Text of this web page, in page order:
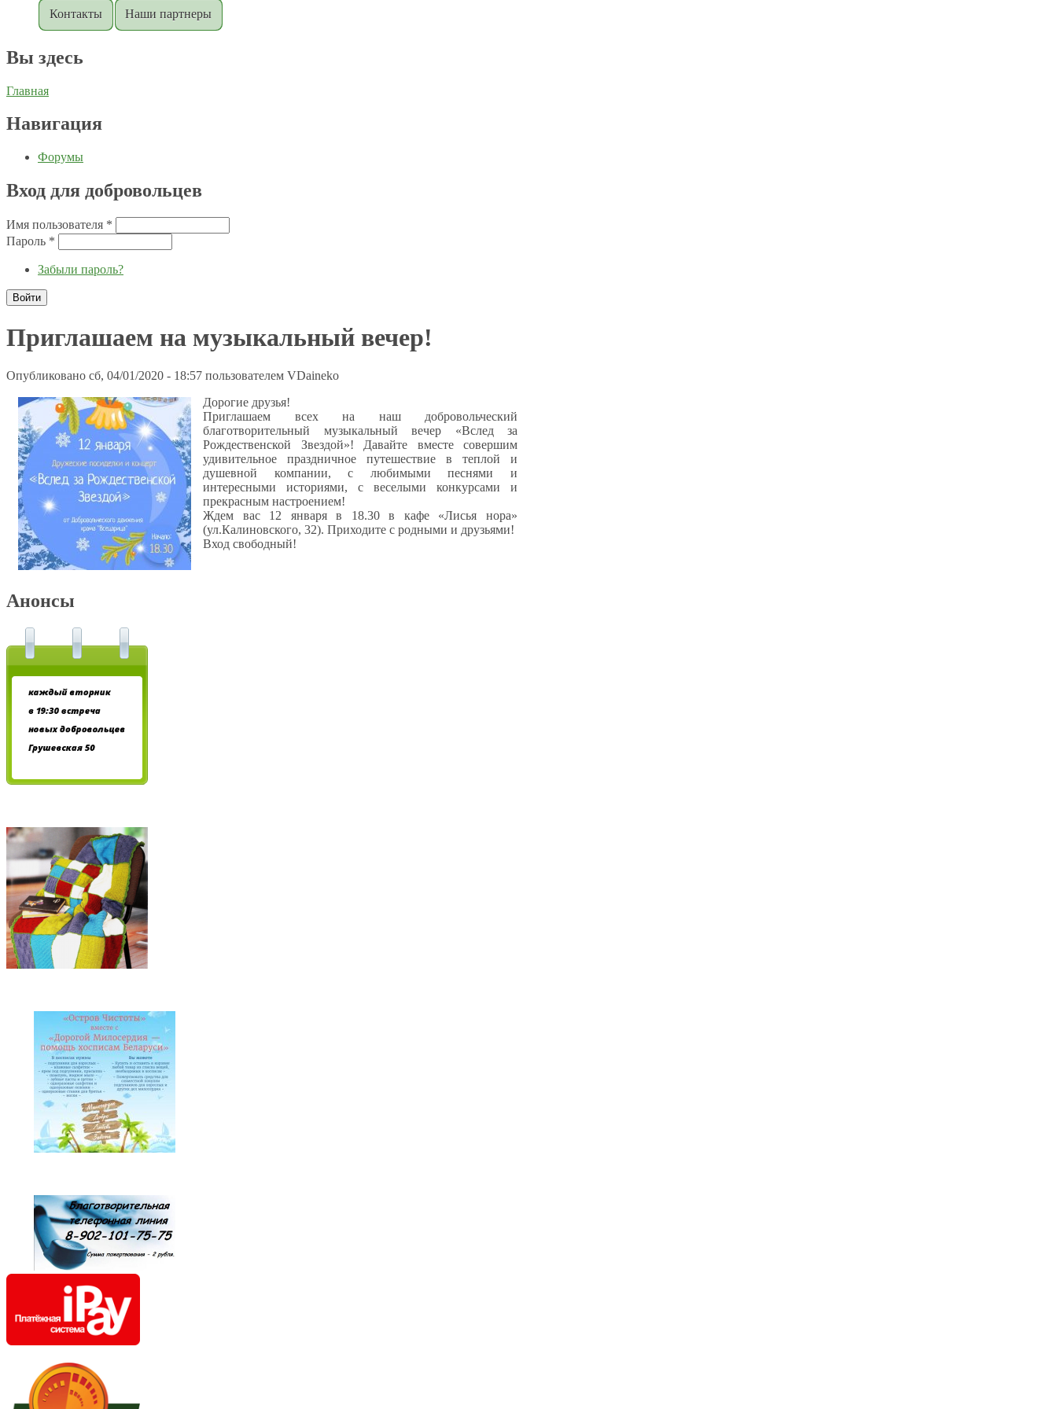
Контакты Наши партнеры
Вы здесь
Главная
Навигация
Форумы
Вход для добровольцев
Имя пользователя *
Пароль *
Забыли пароль?
Приглашаем на музыкальный вечер!
Опубликовано сб, 04/01/2020 - 18:57 пользователем VDaineko
Дорогие друзья!
Приглашаем всех на наш добровольческий
благотворительный музыкальный вечер «Вслед за
Рождественской Звездой»! Давайте вместе совершим
удивительное праздничное путешествие в теплой и
душевной компании, с любимыми песнями и
интересными историями, с веселыми конкурсами и
прекрасным настроением!
Ждем вас 12 января в 18.30 в кафе «Лисья нора»
(ул.Калиновского, 32). Приходите с родными и друзьями!
Вход свободный!
Анонсы